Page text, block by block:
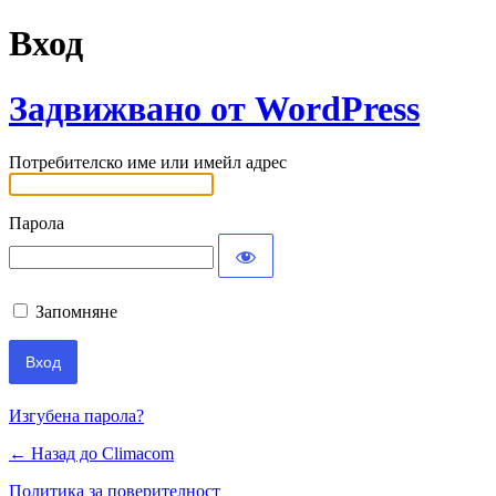
Вход
Задвижвано от WordPress
Потребителско име или имейл адрес
Парола
Запомняне
Изгубена парола?
← Назад до Climacom
Политика за поверителност